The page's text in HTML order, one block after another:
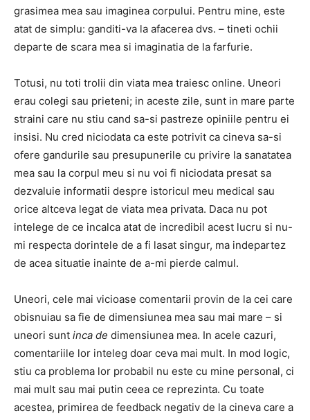
grasimea mea sau imaginea corpului. Pentru mine, este
atat de simplu: ganditi-va la afacerea dvs. – tineti ochii
departe de scara mea si imaginatia de la farfurie.
Totusi, nu toti trolii din viata mea traiesc online. Uneori
erau colegi sau prieteni; in aceste zile, sunt in mare parte
straini care nu stiu cand sa-si pastreze opiniile pentru ei
insisi. Nu cred niciodata ca este potrivit ca cineva sa-si
ofere gandurile sau presupunerile cu privire la sanatatea
mea sau la corpul meu si nu voi fi niciodata presat sa
dezvaluie informatii despre istoricul meu medical sau
orice altceva legat de viata mea privata. Daca nu pot
intelege de ce incalca atat de incredibil acest lucru si nu-
mi respecta dorintele de a fi lasat singur, ma indepartez
de acea situatie inainte de a-mi pierde calmul.
Uneori, cele mai vicioase comentarii provin de la cei care
obisnuiau sa fie de dimensiunea mea sau mai mare – si
uneori sunt inca de dimensiunea mea. In acele cazuri,
comentariile lor inteleg doar ceva mai mult. In mod logic,
stiu ca problema lor probabil nu este cu mine personal, ci
mai mult sau mai putin ceea ce reprezinta. Cu toate
acestea, primirea de feedback negativ de la cineva care a